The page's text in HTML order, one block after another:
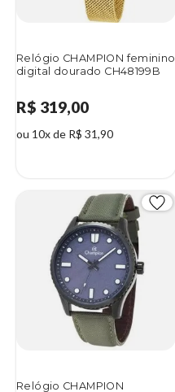
Relógio CHAMPION feminino
digital dourado CH48199B
R$ 319,00
ou 10x de R$ 31,90
Relógio CHAMPION